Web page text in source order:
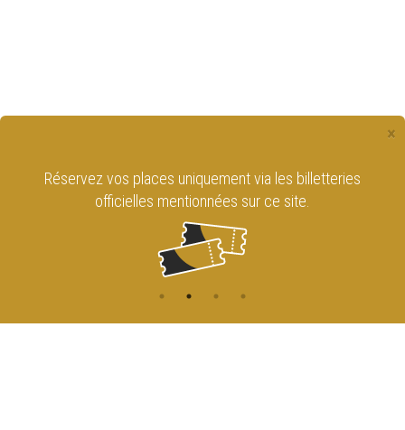
×
billetteries
Retrouvez le Cirque Royal de
sur les réseaux sociaux !